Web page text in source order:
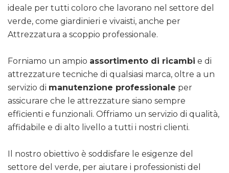
ideale per tutti coloro che lavorano nel settore del
verde, come giardinieri e vivaisti, anche per
Attrezzatura a scoppio professionale.
Forniamo un ampio assortimento di ricambi e di
attrezzature tecniche di qualsiasi marca, oltre a un
servizio di manutenzione professionale per
assicurare che le attrezzature siano sempre
efficienti e funzionali. Offriamo un servizio di qualità,
affidabile e di alto livello a tutti i nostri clienti.
Il nostro obiettivo è soddisfare le esigenze del
settore del verde, per aiutare i professionisti del